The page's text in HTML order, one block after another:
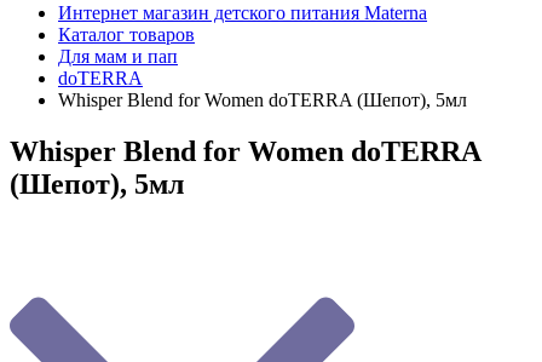
Интернет магазин детского питания Materna
Каталог товаров
Для мам и пап
doTERRA
Whisper Blend for Women doTERRA (Шепот), 5мл
Whisper Blend for Women doTERRA
(Шепот), 5мл